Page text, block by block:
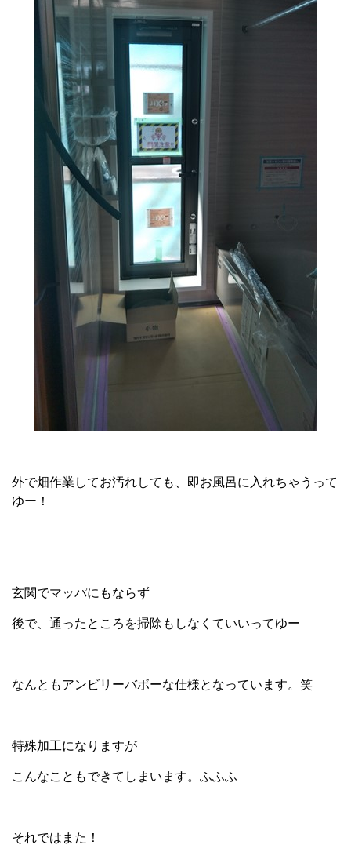
外で畑作業してお汚れしても、即お風呂に入れちゃうって
ゆー！
玄関でマッパにもならず
後で、通ったところを掃除もしなくていいってゆー
なんともアンビリーバボーな仕様となっています。笑
特殊加工になりますが
こんなこともできてしまいます。ふふふ
それではまた！